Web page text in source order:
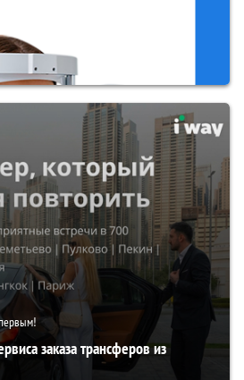
заказа трансферов из